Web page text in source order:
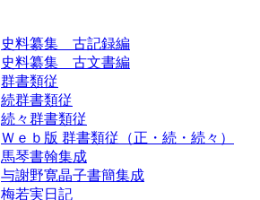
史料纂集 古記録編
史料纂集 古文書編
群書類従
続群書類従
続々群書類従
Ｗｅｂ版 群書類従（正・続・続々）
馬琴書翰集成
与謝野寛晶子書簡集成
梅若実日記